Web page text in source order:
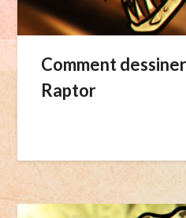
Comment
Raptor